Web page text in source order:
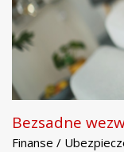
Bezsadne
Finanse /